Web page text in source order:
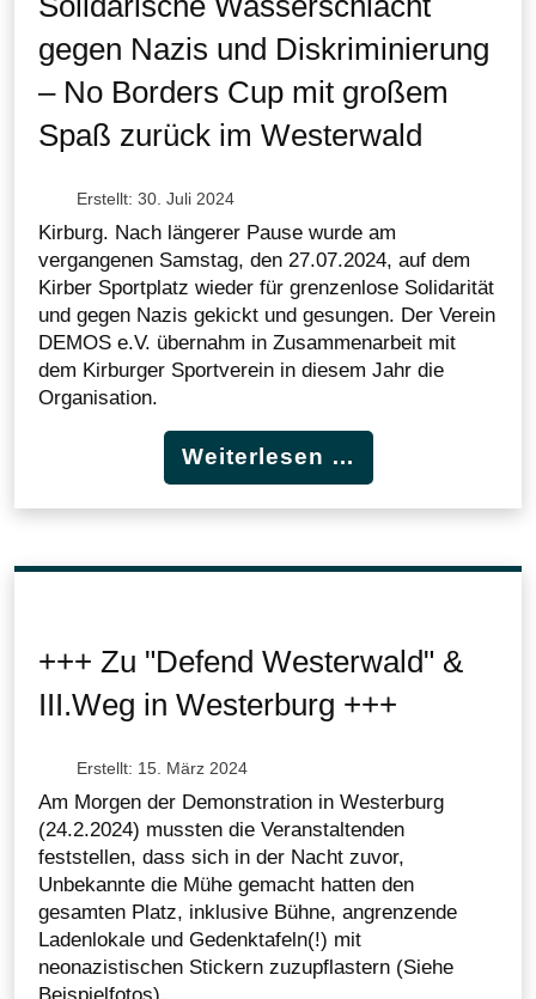
gegen Nazis und Diskriminierung
– No Borders Cup mit großem
Spaß zurück im Westerwald
Erstellt: 30. Juli 2024
Kirburg. Nach längerer Pause wurde am
vergangenen Samstag, den 27.07.2024, auf dem
Kirber Sportplatz wieder für grenzenlose Solidarität
und gegen Nazis gekickt und gesungen. Der Verein
DEMOS e.V. übernahm in Zusammenarbeit mit
dem Kirburger Sportverein in diesem Jahr die
Organisation.
Weiterlesen …
+++ Zu "Defend Westerwald" &
III.Weg in Westerburg +++
Erstellt: 15. März 2024
Am Morgen der Demonstration in Westerburg
(24.2.2024) mussten die Veranstaltenden
feststellen, dass sich in der Nacht zuvor,
Unbekannte die Mühe gemacht hatten den
gesamten Platz, inklusive Bühne, angrenzende
Ladenlokale und Gedenktafeln(!) mit
neonazistischen Stickern zuzupflastern (Siehe